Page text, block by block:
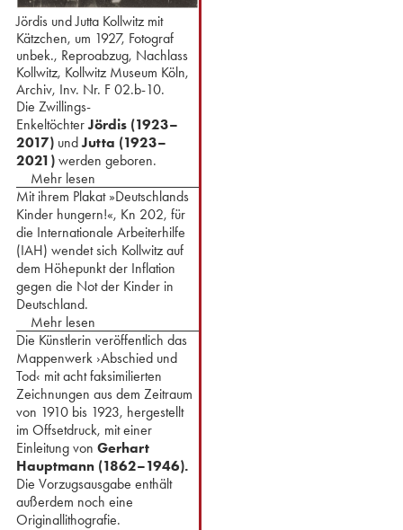
Jördis und Jutta Kollwitz mit
Kätzchen, um 1927, Fotograf
unbek., Reproabzug, Nachlass
Kollwitz, Kollwitz Museum Köln,
Archiv, Inv. Nr. F 02.b-10.
Die Zwillings-
EnkeltöchterJördis (1923–
2017) undJutta (1923–
2021)werden geboren.
Mehr lesen
Mit ihrem Plakat »Deutschlands
Kinder hungern!«, Kn 202, für
die Internationale Arbeiterhilfe
(IAH) wendet sich Kollwitz auf
dem Höhepunkt der Inflation
gegen die Not der Kinder in
Deutschland.
Mehr lesen
Die Künstlerin veröffentlich das
Mappenwerk ›Abschied und
Tod‹ mit acht faksimilierten
Zeichnungen aus dem Zeitraum
von 1910 bis 1923, hergestellt
im Offsetdruck, mit einer
Einleitung von Gerhart
Hauptmann (1862–1946).
Die Vorzugsausgabe enthält
außerdem noch eine
Originallithografie.